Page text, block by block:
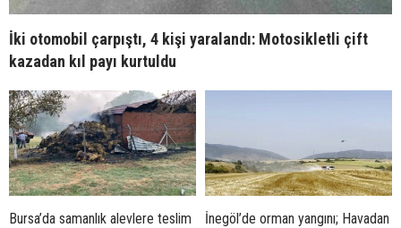
İki otomobil çarpıştı, 4 kişi yaralandı: Motosikletli çift
kazadan kıl payı kurtuldu
Bursa’da samanlık alevlere teslim
İnegöl’de orman yangını; Havadan